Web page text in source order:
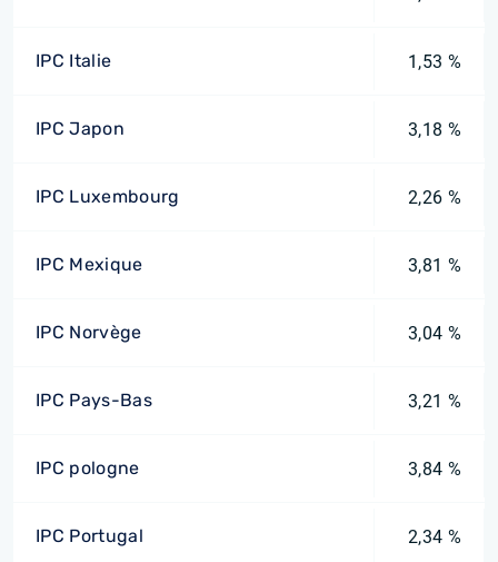
IPC Italie 1,53 %
IPC Japon 3,18 %
IPC Luxembourg 2,26 %
IPC Mexique 3,81 %
IPC Norvège 3,04 %
IPC Pays-Bas 3,21 %
IPC pologne 3,84 %
IPC Portugal 2,34 %